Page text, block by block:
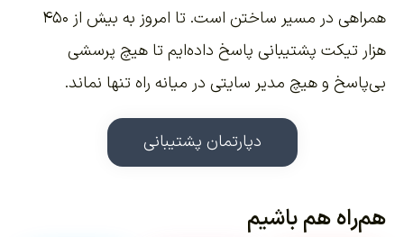
همراهی در مسیر ساختن است. تا امروز به بیش از ۴۵۰
هزار تیکت پشتیبانی پاسخ داده‌ایم تا هیچ پرسشی
بی‌پاسخ و هیچ مدیر سایتی در میانه راه تنها نماند.
دپارتمان پشتیبانی
هم‌راه هم باشیم